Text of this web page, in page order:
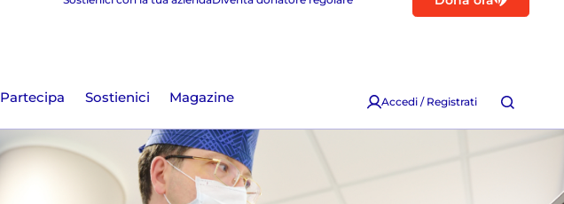
Partecipa Sostienici Magazine Accedi / Registrati